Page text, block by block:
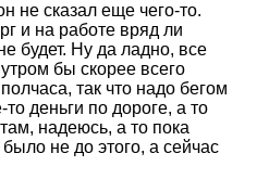
не сказал еще чего-то.
и на работе вряд ли
будет. Ну да ладно, все
бы скорее всего
так что надо бегом
то деньги по дороге, а то
надеюсь, а то пока
не до этого, а сейчас